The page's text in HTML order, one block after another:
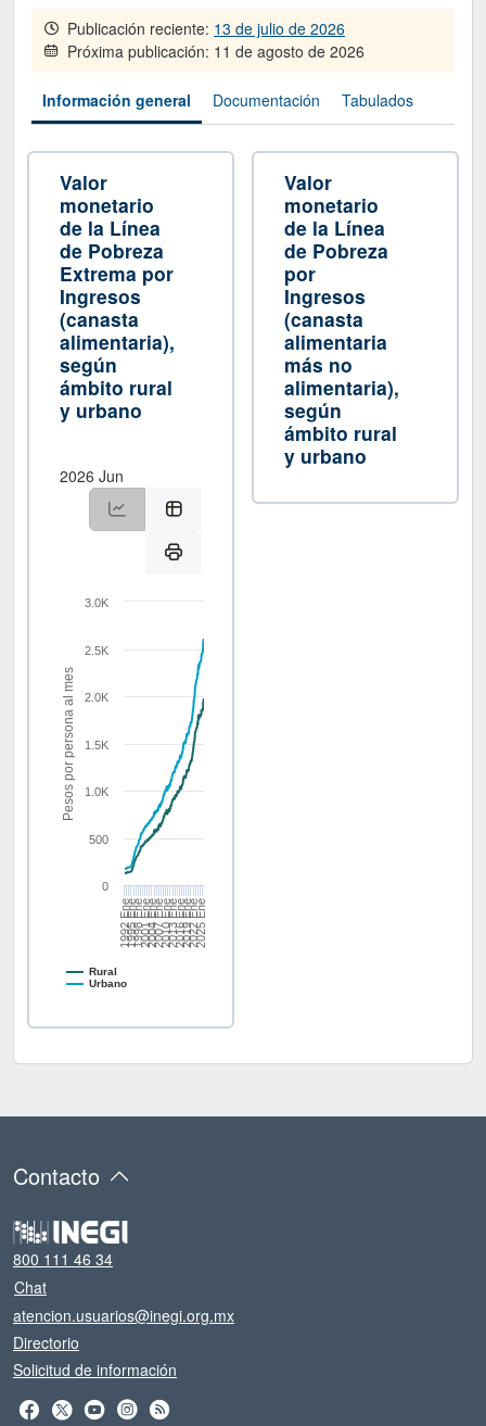
Publicación reciente: 13 de julio de 2026
Próxima publicación: 11 de agosto de 2026
Información general Documentación Tabulados
Valor
monetario
de la Línea
de Pobreza
Extrema por
Ingresos
(canasta
alimentaria),
según
ámbito rural
y urbano
2026 Jun
Pesos por persona al mes
1992 Ene1995 Ene1998 Ene2001 Ene2004 Ene2007 Ene2010 Ene2013 Ene2016 Ene2019 Ene2022 Ene2025 Ene
0
500
1.0K
1.5K
2.0K
2.5K
3.0K
Rural
Urbano
Valor
monetario
de la Línea
de Pobreza
por
Ingresos
(canasta
alimentaria
más no
alimentaria),
según
ámbito rural
y urbano
Contacto
800 111 46 34
Chat
atencion.usuarios@inegi.org.mx
Directorio
Solicitud de información